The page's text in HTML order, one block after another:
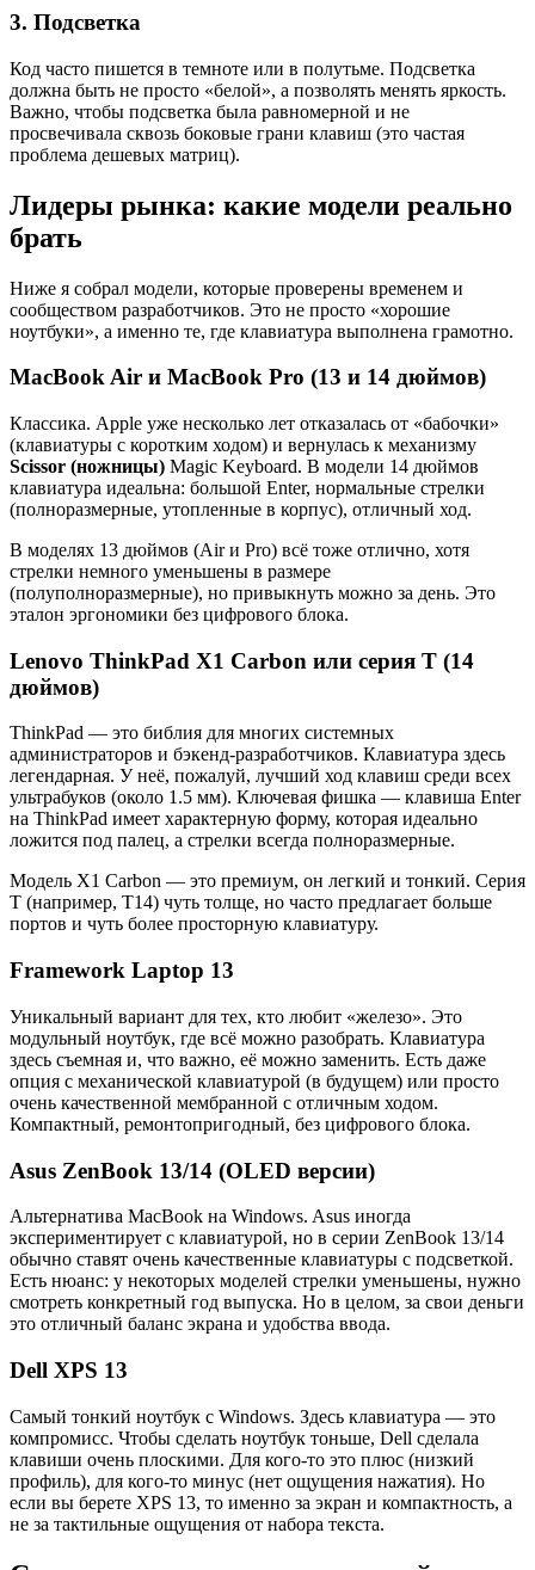
3. Подсветка
Код часто пишется в темноте или в полутьме. Подсветка
должна быть не просто «белой», а позволять менять яркость.
Важно, чтобы подсветка была равномерной и не
просвечивала сквозь боковые грани клавиш (это частая
проблема дешевых матриц).
Лидеры рынка: какие модели реально
брать
Ниже я собрал модели, которые проверены временем и
сообществом разработчиков. Это не просто «хорошие
ноутбуки», а именно те, где клавиатура выполнена грамотно.
MacBook Air и MacBook Pro (13 и 14 дюймов)
Классика. Apple уже несколько лет отказалась от «бабочки»
(клавиатуры с коротким ходом) и вернулась к механизму
Scissor (ножницы) Magic Keyboard. В модели 14 дюймов
клавиатура идеальна: большой Enter, нормальные стрелки
(полноразмерные, утопленные в корпус), отличный ход.
В моделях 13 дюймов (Air и Pro) всё тоже отлично, хотя
стрелки немного уменьшены в размере
(полуполноразмерные), но привыкнуть можно за день. Это
эталон эргономики без цифрового блока.
Lenovo ThinkPad X1 Carbon или серия T (14
дюймов)
ThinkPad — это библия для многих системных
администраторов и бэкенд-разработчиков. Клавиатура здесь
легендарная. У неё, пожалуй, лучший ход клавиш среди всех
ультрабуков (около 1.5 мм). Ключевая фишка — клавиша Enter
на ThinkPad имеет характерную форму, которая идеально
ложится под палец, а стрелки всегда полноразмерные.
Модель X1 Carbon — это премиум, он легкий и тонкий. Серия
T (например, T14) чуть толще, но часто предлагает больше
портов и чуть более просторную клавиатуру.
Framework Laptop 13
Уникальный вариант для тех, кто любит «железо». Это
модульный ноутбук, где всё можно разобрать. Клавиатура
здесь съемная и, что важно, её можно заменить. Есть даже
опция с механической клавиатурой (в будущем) или просто
очень качественной мембранной с отличным ходом.
Компактный, ремонтопригодный, без цифрового блока.
Asus ZenBook 13/14 (OLED версии)
Альтернатива MacBook на Windows. Asus иногда
экспериментирует с клавиатурой, но в серии ZenBook 13/14
обычно ставят очень качественные клавиатуры с подсветкой.
Есть нюанс: у некоторых моделей стрелки уменьшены, нужно
смотреть конкретный год выпуска. Но в целом, за свои деньги
это отличный баланс экрана и удобства ввода.
Dell XPS 13
Самый тонкий ноутбук с Windows. Здесь клавиатура — это
компромисс. Чтобы сделать ноутбук тоньше, Dell сделала
клавиши очень плоскими. Для кого-то это плюс (низкий
профиль), для кого-то минус (нет ощущения нажатия). Но
если вы берете XPS 13, то именно за экран и компактность, а
не за тактильные ощущения от набора текста.